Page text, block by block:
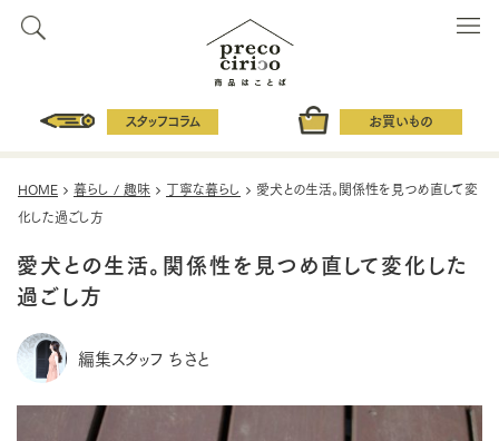
スタッフコラム お買いもの
HOME 暮らし / 趣味 丁寧な暮らし
愛犬との生活。関係性を見つめ直して変
化した過ごし方
愛犬との生活。関係性を見つめ直して変化した
過ごし方
編集スタッフ ちさと